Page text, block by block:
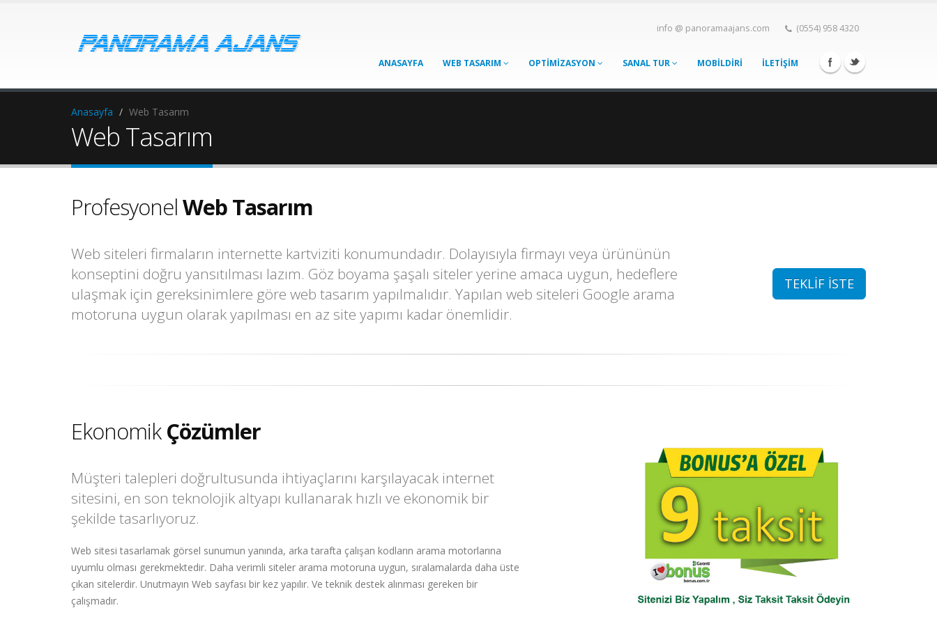
info @ panoramaajans.com (0554) 958 4320
ANASAYFA WEB TASARIM OPTİMİZASYON SANAL TUR MOBİLDİRİ İLETİŞİM
Anasayfa Web Tasarım
Web Tasarım
ProfesyonelWeb Tasarım
Web siteleri firmaların internette kartviziti konumundadır. Dolayısıyla firmayı veya ürününün
konseptini doğru yansıtılması lazım. Göz boyama şaşalı siteler yerine amaca uygun, hedeflere
ulaşmak için gereksinimlere göre web tasarım yapılmalıdır. Yapılan web siteleri Google arama
motoruna uygun olarak yapılması en az site yapımı kadar önemlidir.
TEKLİF İSTE
EkonomikÇözümler
Müşteri talepleri doğrultusunda ihtiyaçlarını karşılayacak internet
sitesini, en son teknolojik altyapı kullanarak hızlı ve ekonomik bir
şekilde tasarlıyoruz.
Web sitesi tasarlamak görsel sunumun yanında, arka tarafta çalışan kodların arama motorlarına
uyumlu olması gerekmektedir. Daha verimli siteler arama motoruna uygun, sıralamalarda daha üste
çıkan sitelerdir. Unutmayın Web sayfası bir kez yapılır. Ve teknik destek alınması gereken bir
çalışmadır.